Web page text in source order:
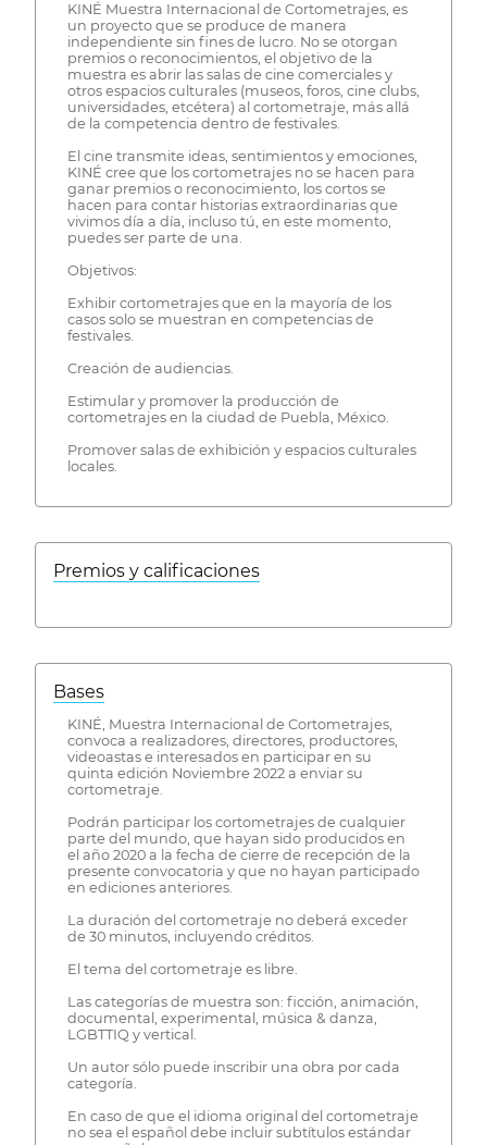
KINÉ Muestra Internacional de Cortometrajes, es
un proyecto que se produce de manera
independiente sin fines de lucro. No se otorgan
premios o reconocimientos, el objetivo de la
muestra es abrir las salas de cine comerciales y
otros espacios culturales (museos, foros, cine clubs,
universidades, etcétera) al cortometraje, más allá
de la competencia dentro de festivales.
El cine transmite ideas, sentimientos y emociones,
KINÉ cree que los cortometrajes no se hacen para
ganar premios o reconocimiento, los cortos se
hacen para contar historias extraordinarias que
vivimos día a día, incluso tú, en este momento,
puedes ser parte de una.
Objetivos:
Exhibir cortometrajes que en la mayoría de los
casos solo se muestran en competencias de
festivales.
Creación de audiencias.
Estimular y promover la producción de
cortometrajes en la ciudad de Puebla, México.
Promover salas de exhibición y espacios culturales
locales.
Premios y calificaciones
Bases
KINÉ, Muestra Internacional de Cortometrajes,
convoca a realizadores, directores, productores,
videoastas e interesados en participar en su
quinta edición Noviembre 2022 a enviar su
cortometraje.
Podrán participar los cortometrajes de cualquier
parte del mundo, que hayan sido producidos en
el año 2020 a la fecha de cierre de recepción de la
presente convocatoria y que no hayan participado
en ediciones anteriores.
La duración del cortometraje no deberá exceder
de 30 minutos, incluyendo créditos.
El tema del cortometraje es libre.
Las categorías de muestra son: ficción, animación,
documental, experimental, música & danza,
LGBTTIQ y vertical.
Un autor sólo puede inscribir una obra por cada
categoría.
En caso de que el idioma original del cortometraje
no sea el español debe incluir subtítulos estándar